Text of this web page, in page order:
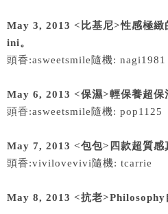
May 3, 2013 <比基尼>性感極
ini。
頭香:asweetsmile隨機: nagi1981
May 6, 2013 <保濕>輕保養超保
頭香:asweetsmile隨機: pop1125
May 7, 2013 <包包>四款超質感
頭香:vivilovevivi隨機: tcarrie
May 8, 2013 <抗老>Philosophy